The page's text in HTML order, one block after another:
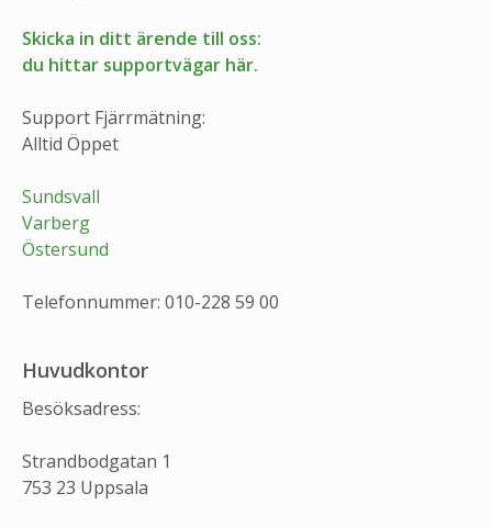
Skicka in ditt ärende till oss:
du hittar supportvägar här.
Support Fjärrmätning:
Alltid Öppet
Sundsvall
Varberg
Östersund
Telefonnummer: 010-228 59 00
Huvudkontor
Besöksadress:
Strandbodgatan 1
753 23 Uppsala